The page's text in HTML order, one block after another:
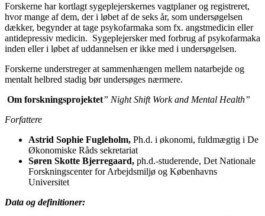
Forskerne har kortlagt sygeplejerskernes vagtplaner og registreret,
hvor mange af dem, der i løbet af de seks år, som undersøgelsen
dækker, begynder at tage psykofarmaka som fx. angstmedicin eller
antidepressiv medicin. Sygeplejersker med forbrug af psykofarmaka
inden eller i løbet af uddannelsen er ikke med i undersøgelsen.
Forskerne understreger at sammenhængen mellem natarbejde og
mentalt helbred stadig bør undersøges nærmere.
Om forskningsprojektet” Night Shift Work and Mental Health”
Forfattere
Astrid Sophie Fugleholm, Ph.d. i økonomi, fuldmægtig i De
Økonomiske Råds sekretariat
Søren Skotte Bjerregaard, ph.d.-studerende, Det Nationale
Forskningscenter for Arbejdsmiljø og Københavns
Universitet
Data og definitioner: